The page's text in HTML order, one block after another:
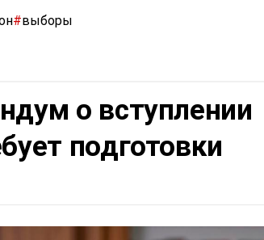
#выборы
о вступлении
подготовки